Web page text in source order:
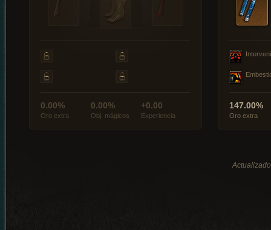
0.00%
Oro extra
0.00%
Obj. mágicos
+0.00
Experiencia
147.00%
Oro extra